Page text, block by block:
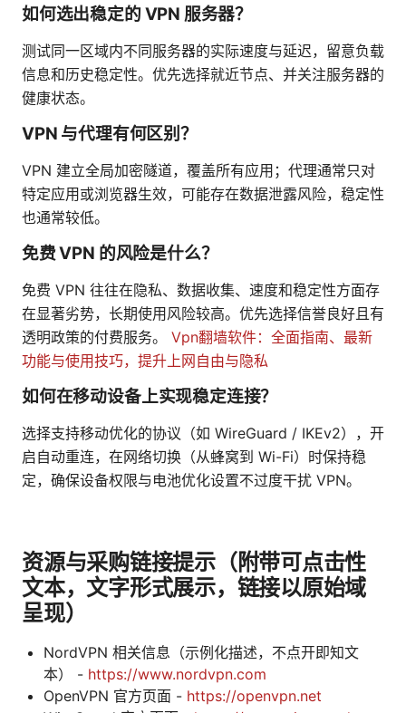
如何选出稳定的 VPN 服务器？
测试同一区域内不同服务器的实际速度与延迟，留意负载
信息和历史稳定性。优先选择就近节点、并关注服务器的
健康状态。
VPN 与代理有何区别？
VPN 建立全局加密隧道，覆盖所有应用；代理通常只对
特定应用或浏览器生效，可能存在数据泄露风险，稳定性
也通常较低。
免费 VPN 的风险是什么？
免费 VPN 往往在隐私、数据收集、速度和稳定性方面存
在显著劣势，长期使用风险较高。优先选择信誉良好且有
透明政策的付费服务。 Vpn翻墙软件：全面指南、最新
功能与使用技巧，提升上网自由与隐私
如何在移动设备上实现稳定连接？
选择支持移动优化的协议（如 WireGuard / IKEv2），开
启自动重连，在网络切换（从蜂窝到 Wi-Fi）时保持稳
定，确保设备权限与电池优化设置不过度干扰 VPN。
资源与采购链接提示（附带可点击性
文本，文字形式展示，链接以原始域
呈现）
NordVPN 相关信息（示例化描述，不点开即知文
本） - https://www.nordvpn.com
OpenVPN 官方页面 - https://openvpn.net